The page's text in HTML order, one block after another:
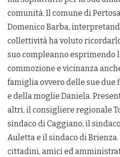
comunità. Il comune di
Domenico Barba,
collettività ha voluto
suo compleanno esprimendo
commozione e vicinanza
famiglia ovvero delle sue due
e della moglie Daniela.
altri, il consigliere regionale
sindaco di Caggiano, il
Auletta e il sindaco di
cittadini, amici ed